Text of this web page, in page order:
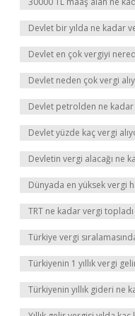
Devlet bir yılda ne kadar
Devlet en çok vergiyi
Devlet neden çok vergi
Devlet petrolden ne kadar
Devlet yüzde kaç vergi
Devletin vergi alacağı ne
Dünyada en yüksek vergi
TRT ne kadar vergi topladı
Türkiye vergi
Türkiyenin 1 yıllık vergi
Türkiyenin yıllık gideri ne